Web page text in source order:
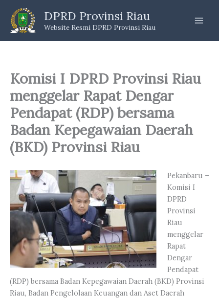
content
DPRD Provinsi Riau
Website Resmi DPRD Provinsi Riau
Komisi I DPRD Provinsi Riau
menggelar Rapat Dengar
Pendapat (RDP) bersama
Badan Kepegawaian Daerah
(BKD) Provinsi Riau
Pekanbaru –
Komisi I
DPRD
Provinsi
Riau
menggelar
Rapat
Dengar
Pendapat
(RDP) bersama Badan Kepegawaian Daerah (BKD) Provinsi
Riau, Badan Pengelolaan Keuangan dan Aset Daerah